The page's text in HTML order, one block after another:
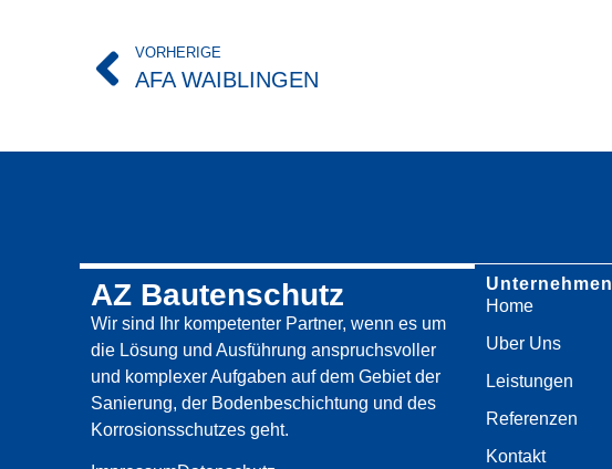
VORHERIGE
AFA WAIBLINGEN
AZ Bautenschutz
Wir sind Ihr kompetenter Partner, wenn es um
die Lösung und Ausführung anspruchsvoller
und komplexer Aufgaben auf dem Gebiet der
Sanierung, der Bodenbeschichtung und des
Korrosionsschutzes geht.
Unternehmen
Home
Uber Uns
Leistungen
Referenzen
Kontakt